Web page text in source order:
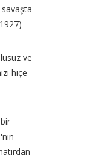
ve
hiçe